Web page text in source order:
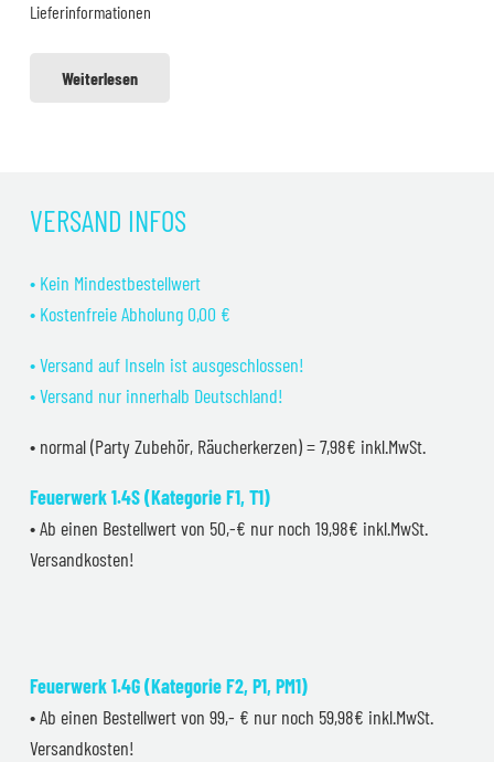
Lieferinformationen
Weiterlesen
VERSAND INFOS
• Kein Mindestbestellwert
• Kostenfreie Abholung 0,00 €
• Versand auf Inseln ist ausgeschlossen!
• Versand nur innerhalb Deutschland!
• normal (Party Zubehör, Räucherkerzen) = 7,98€ inkl.MwSt.
Feuerwerk 1.4S (Kategorie F1, T1)
• Ab einen Bestellwert von 50,-€ nur noch 19,98€ inkl.MwSt.
Versandkosten!
Feuerwerk 1.4G (Kategorie F2, P1, PM1)
• Ab einen Bestellwert von 99,- € nur noch 59,98€ inkl.MwSt.
Versandkosten!